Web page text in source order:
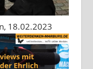
18.02.2023